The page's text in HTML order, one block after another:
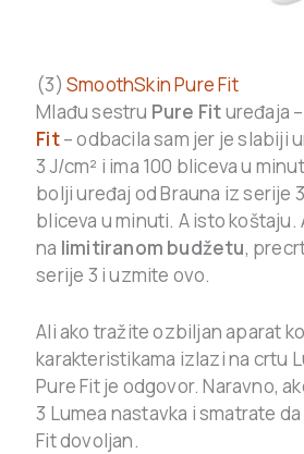
(3) SmoothSkin Pure Fit
Mlađu sestru Pure Fituređaja –
Fit– odbacila sam jer je slabiji
3 J/cm² i ima 100 bliceva u
bolji uređaj od Brauna iz serije
bliceva u minuti. A isto
na limitiranom budžetu,
serije 3 i uzmite ovo.
Ali ako tražite ozbiljan aparat
karakteristikama izlazi na crtu
Pure Fit je odgovor. Naravno,
3 Lumea nastavka i smatrate da
Fit dovoljan.